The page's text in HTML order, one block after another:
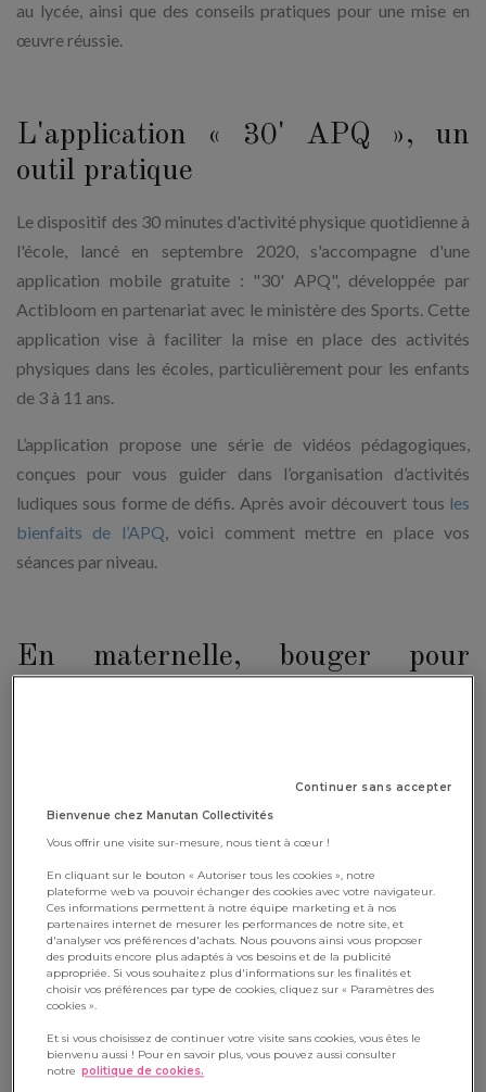
au lycée, ainsi que des conseils pratiques pour une mise en
œuvre réussie.
L'application « 30' APQ », un
outil pratique
Le dispositif des 30 minutes d'activité physique quotidienne à
l'école, lancé en septembre 2020, s'accompagne d'une
application mobile gratuite : "30' APQ", développée par
Actibloom en partenariat avec le ministère des Sports. Cette
application vise à faciliter la mise en place des activités
physiques dans les écoles, particulièrement pour les enfants
de 3 à 11 ans.
L’application propose une série de vidéos pédagogiques,
conçues pour vous guider dans l’organisation d’activités
ludiques sous forme de défis. Après avoir découvert tous les
bienfaits de l’APQ, voici comment mettre en place vos
séances par niveau.
En maternelle, bouger pour
· Parcours sensoriel : Créez un parcours avec différents
matériaux (mousse, tapis, ballons) à toucher, à franchir, à
enjamber...
· Danses et chansons : Apprenez à vos élèves des
chorégraphies simples sur des chansons connues.
· Jeux de rôle : Se transformer en animaux, en super-héros... et
Continuer sans accepter
Bienvenue chez Manutan Collectivités
Vous offrir une visite sur-mesure, nous tient à cœur !
En cliquant sur le bouton « Autoriser tous les cookies », notre
plateforme web va pouvoir échanger des cookies avec votre navigateur.
Ces informations permettent à notre équipe marketing et à nos
partenaires internet de mesurer les performances de notre site, et
d'analyser vos préférences d'achats. Nous pouvons ainsi vous proposer
des produits encore plus adaptés à vos besoins et de la publicité
appropriée. Si vous souhaitez plus d'informations sur les finalités et
choisir vos préférences par type de cookies, cliquez sur « Paramètres des
cookies ».
Et si vous choisissez de continuer votre visite sans cookies, vous êtes le
bienvenu aussi ! Pour en savoir plus, vous pouvez aussi consulter
notre politique de cookies.